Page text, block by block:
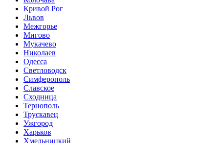
Кривой Рог
Львов
Межгорье
Мигово
Мукачево
Николаев
Одесса
Светловодск
Симферополь
Славское
Сходница
Тернополь
Трускавец
Ужгород
Харьков
Хмельницкий